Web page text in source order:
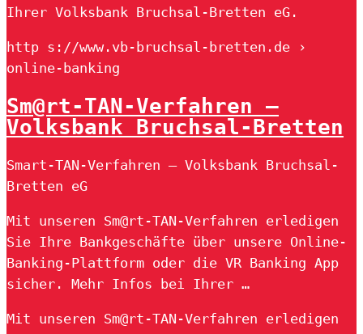
Ihrer Volksbank Bruchsal-Bretten eG.
http s://www.vb-bruchsal-bretten.de ›
online-banking
Sm@rt-TAN-Verfahren –
Volksbank Bruchsal-Bretten
Smart-TAN-Verfahren – Volksbank Bruchsal-
Bretten eG
Mit unseren Sm@rt-TAN-Verfahren erledigen
Sie Ihre Bankgeschäfte über unsere Online-
Banking-Plattform oder die VR Banking App
sicher. Mehr Infos bei Ihrer …
Mit unseren Sm@rt-TAN-Verfahren erledigen